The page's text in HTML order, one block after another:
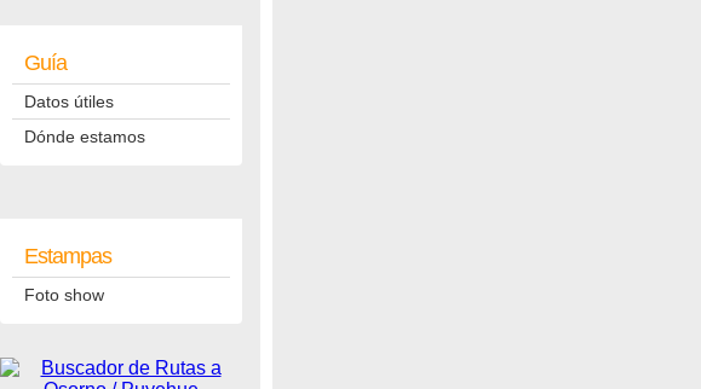
Guía
Datos útiles
Dónde estamos
Estampas
Foto show